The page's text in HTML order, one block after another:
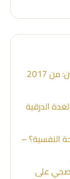
رحلتي مع الإقلاع عن التدخين: من 2017
الدرقية
النفسية؟ –
على